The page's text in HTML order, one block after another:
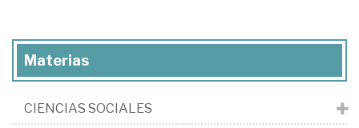
Materias
CIENCIAS SOCIALES